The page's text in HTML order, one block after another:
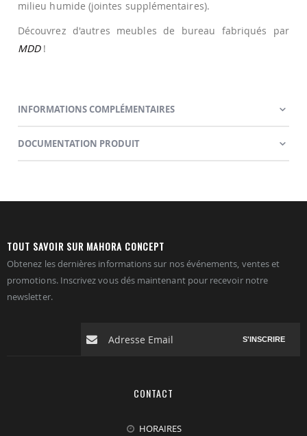
milieu humide (jointes supplémentaires).
Découvrez d'autres meubles de bureau fabriqués par
MDD!
INFORMATIONS COMPLÉMENTAIRES
DOCUMENTATION PRODUIT
TOUT SAVOIR SUR MAHORA CONCEPT
Obtenez les dernières informations sur nos événements, ventes et
promotions. Inscrivez vous dés maintenant pour recevoir notre
newsletter.
S'INSCRIRE
CONTACT
HORAIRES